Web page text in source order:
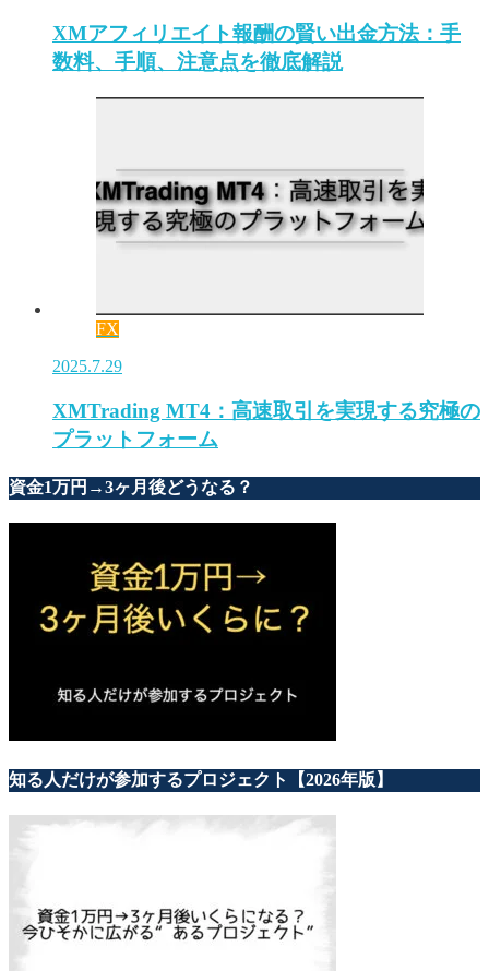
XMアフィリエイト報酬の賢い出金方法：手
数料、手順、注意点を徹底解説
FX
2025.7.29
XMTrading MT4：高速取引を実現する究極の
プラットフォーム
資金1万円→3ヶ月後どうなる？
知る人だけが参加するプロジェクト【2026年版】